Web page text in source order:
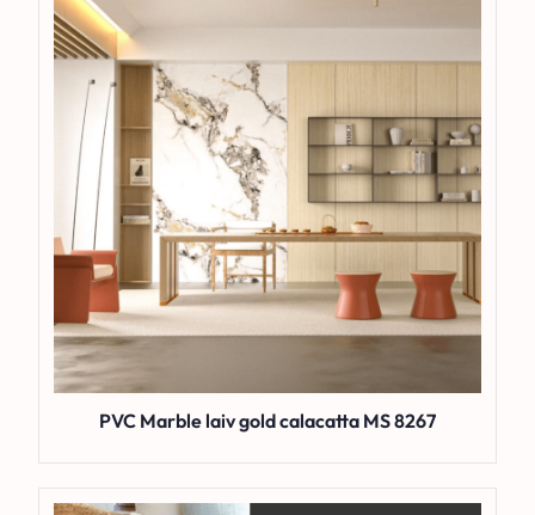
PVC Marble laiv gold calacatta MS 8267